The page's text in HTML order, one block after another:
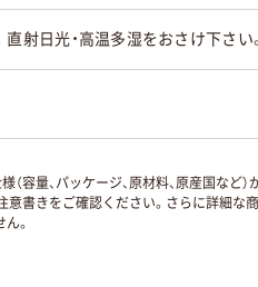
射日光・高温多湿をおさけ下さい。
容量、パッケージ、原材料、原産国など
きをご確認ください。さらに詳細な
。